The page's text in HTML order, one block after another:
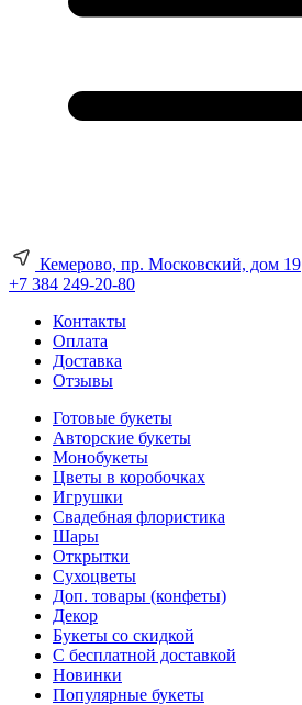
Кемерово, пр. Московский, дом 19
+7 384 249-20-80
Контакты
Оплата
Доставка
Отзывы
Готовые букеты
Авторские букеты
Монобукеты
Цветы в коробочках
Игрушки
Свадебная флористика
Шары
Открытки
Сухоцветы
Доп. товары (конфеты)
Декор
Букеты со скидкой
С бесплатной доставкой
Новинки
Популярные букеты